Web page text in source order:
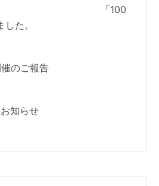
100
ました。
のご報告
知らせ